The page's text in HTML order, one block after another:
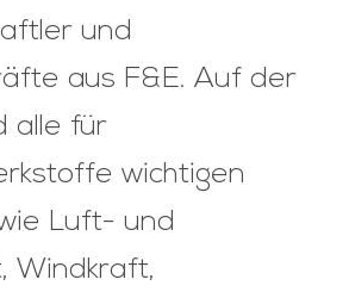
und
aus F&E. Auf der
alle für
wichtigen
Luft- und
Windkraft,